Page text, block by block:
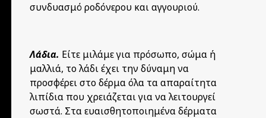
συνδυασμό ροδόνερου και αγγουριού.
Λάδια. Είτε μιλάμε για πρόσωπο, σώμα ή
μαλλιά, το λάδι έχει την δύναμη να
προσφέρει στο δέρμα όλα τα απαραίτητα
λιπίδια που χρειάζεται για να λειτουργεί
σωστά. Στα ευαισθητοποιημένα δέρματα